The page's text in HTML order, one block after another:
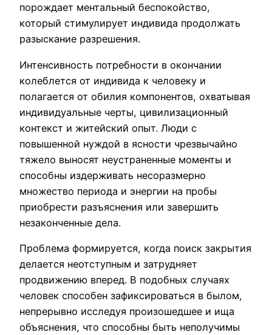
порождает ментальный беспокойство,
который стимулирует индивида продолжать
разыскание разрешения.
Интенсивность потребности в окончании
колеблется от индивида к человеку и
полагается от обилия компонентов, охватывая
индивидуальные черты, цивилизационный
контекст и житейский опыт. Люди с
повышенной нуждой в ясности чрезвычайно
тяжело выносят неустраненные моменты и
способны издерживать несоразмерно
множество периода и энергии на пробы
приобрести разъяснения или завершить
незаконченные дела.
Проблема формируется, когда поиск закрытия
делается неотступным и затрудняет
продвижению вперед. В подобных случаях
человек способен зафиксироваться в былом,
непрерывно исследуя произошедшее и ища
объяснения, что способны быть неполучимы